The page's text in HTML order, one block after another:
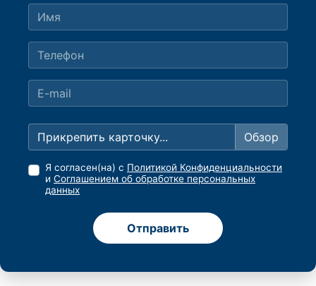
Прикрепить карточку...
Я согласен(на) с Политикой Конфиденциальности
и Соглашением об обработке персональных
данных
Отправить